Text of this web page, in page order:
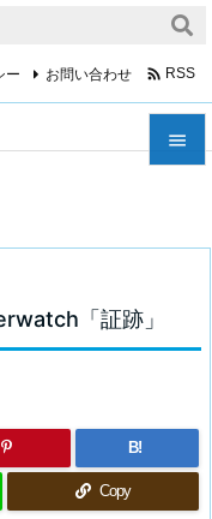



ー お問い合わせ  RSS
「証跡」
B!
Copy